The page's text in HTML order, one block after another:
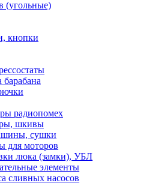
(угольные)
кнопки
радиопомех
шкивы
сушки
для моторов
люка (замки), УБЛ
элементы
сливных насосов